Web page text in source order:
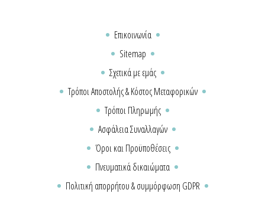
Επικοινωνία
Sitemap
Σχετικά με εμάς
Τρόποι Αποστολής & Κόστος Μεταφορικών
Τρόποι Πληρωμής
Ασφάλεια Συναλλαγών
Όροι και Προϋποθέσεις
Πνευματικά δικαιώματα
Πολιτική απορρήτου & συμμόρφωση GDPR